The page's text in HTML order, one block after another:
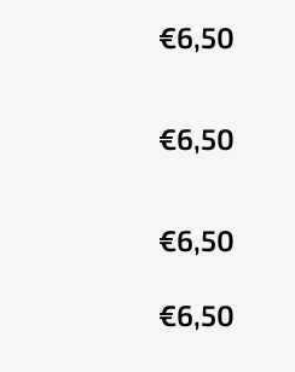
€6,50
€6,50
€6,50
€6,50